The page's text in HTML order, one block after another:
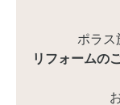
ポラス
リフォームの